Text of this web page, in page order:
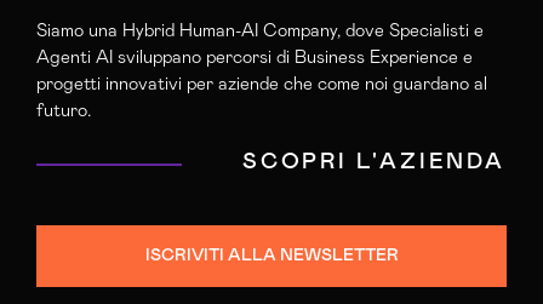
Siamo una Hybrid Human-AI Company, dove Specialisti e
Agenti AI sviluppano percorsi di Business Experience e
progetti innovativi per aziende che come noi guardano al
futuro.
SCOPRI L'AZIENDA
ISCRIVITI ALLA NEWSLETTER